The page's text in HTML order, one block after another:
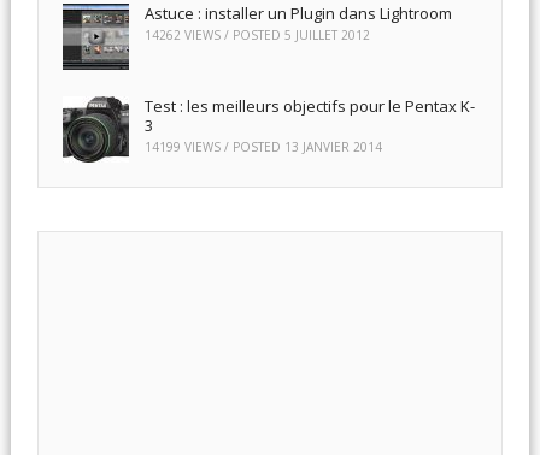
Astuce : installer un Plugin dans Lightroom
14262 VIEWS / POSTED 5 JUILLET 2012
Test : les meilleurs objectifs pour le Pentax K-
3
14199 VIEWS / POSTED 13 JANVIER 2014